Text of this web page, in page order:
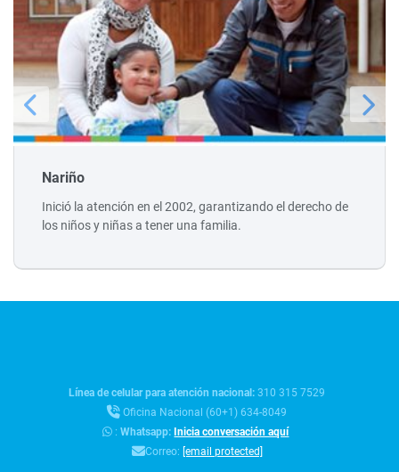
Nariño
Inició la atención en el 2002, garantizando el derecho de
los niños y niñas a tener una familia.
Línea de celular para atención nacional:310 315 7529
Oficina Nacional (60+1) 634-8049
:Whatsapp: Inicia conversación aquí
Correo: [email protected]